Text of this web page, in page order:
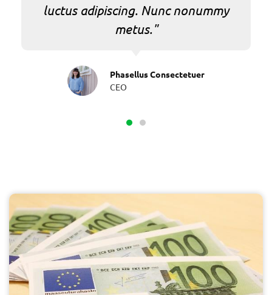
luctus adipiscing. Nunc nonummy
metus."
Phasellus Consectetuer
CEO